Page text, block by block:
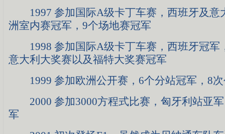
1997 参加国际A级卡丁车赛，西班牙及意
洲室内赛冠军，9个场地赛冠军
1998 参加国际A级卡丁车赛，西班牙冠军
意大利大奖赛以及福特大奖赛冠军
1999 参加欧洲公开赛，6个分站冠军，8次
2000 参加3000方程式比赛，匈牙利站亚军
军